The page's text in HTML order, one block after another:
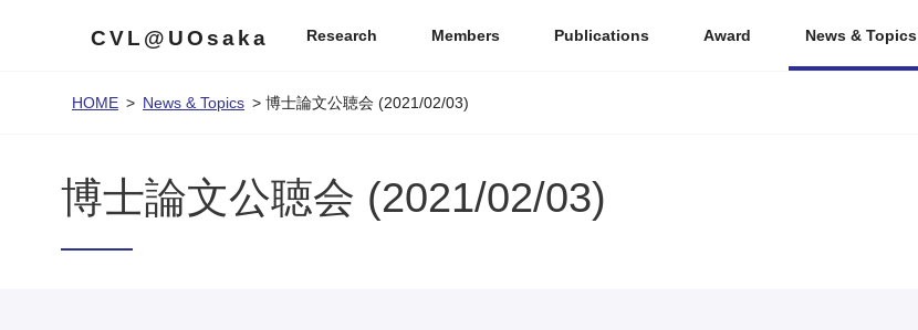
CVL@UOsaka Research Members Publications Award News & Topics
HOME > News & Topics > 博士論文公聴会 (2021/02/03)
博士論文公聴会 (2021/02/03)